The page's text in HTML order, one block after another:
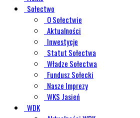
Sołectwo
O Sołectwie
Aktualności
Inwestycje
Statut Sołectwa
Władze Sołectwa
Fundusz Sołecki
Nasze Imprezy
WKS Jasień
WDK